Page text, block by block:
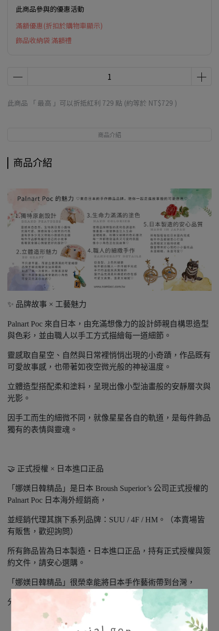
此商品參與的優惠活動
滿額優惠(折扣於購物車顯示)
飾品收納袋 滿額禮
此商品 「 最高 」可以折抵紅利 729 點 (約等於 NT$729 )
商品介紹
商品介紹
✨ 品牌故事 × 工藝魅力
Palnart Poc 來自日本，由充滿想像力的設計師親自構思造型
與色彩，並由職人以手工方式描繪每一道細節。
靈感取自星空、自然與日常裡悄悄出現的小奇蹟，作品既有
可愛故事感，也帶著如夜空微光般的神祕溫度。
立體造型搭配柔和塗料，呈現出像小型油畫般的安靜層次與
光影。
因手工而生的細微不同，就像星星各自的軌道，是每件飾品
獨有的表情與靈魂。
🤝 正式授權 × 日本進口正品
「娜媄日韓精品」是日本 Broush Superior’s 公司正式授權的
Palnart Poc 日本海外經銷商，
並經銷代理其旗下系列品牌：SUU / 4F / HM。（本賣場皆
有販售，歡迎詢問）
所有飾品皆為日本製造‧日本進口正品，持有正式授權與簽
約文件，請安心選購。
「娜媄日韓精品」很榮幸能將日本手作藝術帶到台灣，
分享這份細緻、溫柔且充滿靈魂的美。